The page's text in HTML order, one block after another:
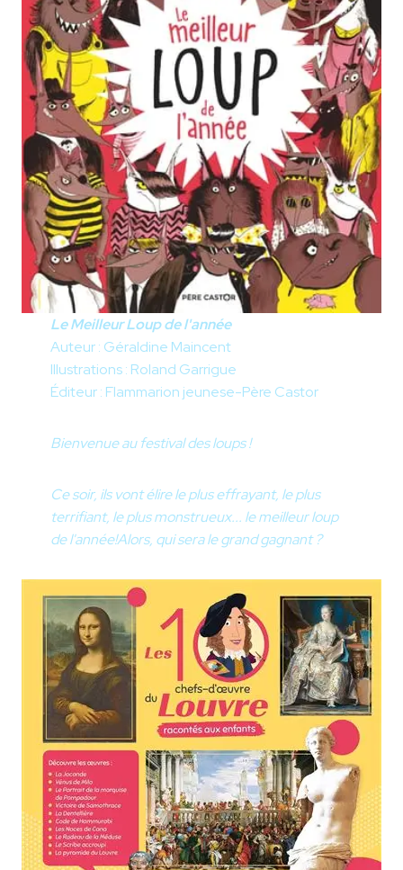
Le Meilleur Loup de l'année
Auteur : Géraldine Maincent
Illustrations : Roland Garrigue
Éditeur : Flammarion jeunese-Père Castor
Bienvenue au festival des loups !
Ce soir, ils vont élire le plus effrayant, le plus
terrifiant, le plus monstrueux... le meilleur loup
de l'année!Alors, qui sera le grand gagnant ?